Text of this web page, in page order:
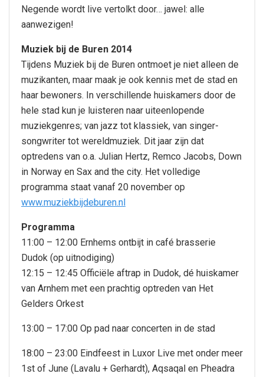
Negende wordt live vertolkt door… jawel: alle
aanwezigen!
Muziek bij de Buren 2014
Tijdens Muziek bij de Buren ontmoet je niet alleen de
muzikanten, maar maak je ook kennis met de stad en
haar bewoners. In verschillende huiskamers door de
hele stad kun je luisteren naar uiteenlopende
muziekgenres; van jazz tot klassiek, van singer-
songwriter tot wereldmuziek. Dit jaar zijn dat
optredens van o.a. Julian Hertz, Remco Jacobs, Down
in Norway en Sax and the city. Het volledige
programma staat vanaf 20 november op
www.muziekbijdeburen.nl
Programma
11:00 – 12:00 Ernhems ontbijt in café brasserie
Dudok (op uitnodiging)
12:15 – 12:45 Officiële aftrap in Dudok, dé huiskamer
van Arnhem met een prachtig optreden van Het
Gelders Orkest
13:00 – 17:00 Op pad naar concerten in de stad
18:00 – 23:00 Eindfeest in Luxor Live met onder meer
1st of June (Lavalu + Gerhardt), Aqsaqal en Pheadra